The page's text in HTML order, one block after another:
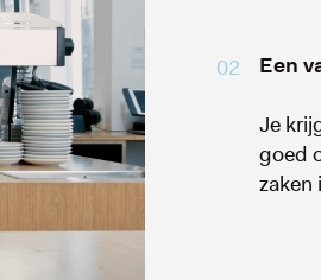
02 Een
Je
goed
zaken